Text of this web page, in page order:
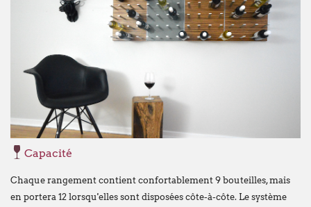
Capacité
Chaque rangement contient confortablement 9 bouteilles, mais
en portera 12 lorsqu'elles sont disposées côte-à-côte. Le système
dans nos nouveaux locaux à l'adresse
Broekweg 12W
Nous vous souhaitons un excellent été !
François Dubaere et Géraldine Dubaere